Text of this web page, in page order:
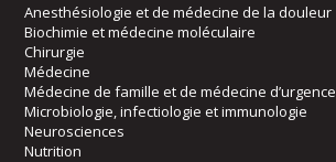
Anesthésiologie et de médecine de la douleur
Biochimie et médecine moléculaire
Chirurgie
Médecine
Médecine de famille et de médecine d’urgence
Microbiologie, infectiologie et immunologie
Neurosciences
Nutrition